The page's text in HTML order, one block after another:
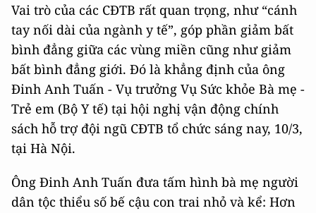
Vai trò của các CĐTB rất quan trọng, như “cánh
tay nối dài của ngành y tế”, góp phần giảm bất
bình đẳng giữa các vùng miền cũng như giảm
bất bình đẳng giới. Đó là khẳng định của ông
Đinh Anh Tuấn - Vụ trưởng Vụ Sức khỏe Bà mẹ -
Trẻ em (Bộ Y tế) tại hội nghị vận động chính
sách hỗ trợ đội ngũ CĐTB tổ chức sáng nay, 10/3,
tại Hà Nội.
Ông Đinh Anh Tuấn đưa tấm hình bà mẹ người
dân tộc thiểu số bế cậu con trai nhỏ và kể: Hơn